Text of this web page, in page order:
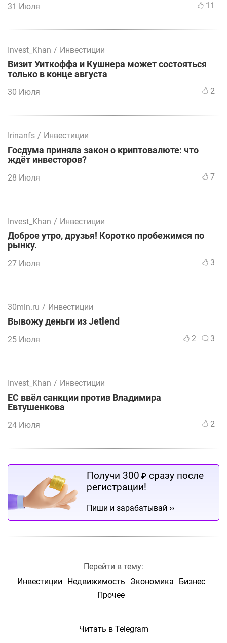
31 Июля 11
Invest_Khan / Инвестиции
Визит Уиткоффа и Кушнера может состояться
только в конце августа
30 Июля 2
Irinanfs / Инвестиции
Госдума приняла закон о криптовалюте: что
ждёт инвесторов?
28 Июля 7
Invest_Khan / Инвестиции
Доброе утро, друзья! Коротко пробежимся по
рынку.
27 Июля 3
30mln.ru / Инвестиции
Вывожу деньги из Jetlend
25 Июля 2 3
Invest_Khan / Инвестиции
ЕС ввёл санкции против Владимира
Евтушенкова
24 Июля 2
Получи 300 ₽ сразу после
регистрации!
Пиши и зарабатывай ››
Перейти в тему:
Инвестиции
Недвижимость Экономика
Бизнес
Прочее
Читать в Telegram